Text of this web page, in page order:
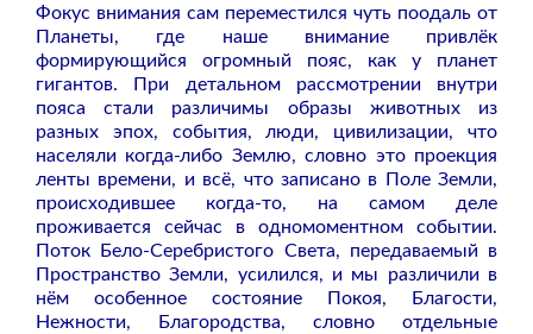
Фокус внимания сам переместился чуть поодаль от
Планеты, где наше внимание привлёк
формирующийся огромный пояс, как у планет
гигантов. При детальном рассмотрении внутри
пояса стали различимы образы животных из
разных эпох, события, люди, цивилизации, что
населяли когда-либо Землю, словно это проекция
ленты времени, и всё, что записано в Поле Земли,
происходившее когда-то, на самом деле
проживается сейчас в одномоментном событии.
Поток Бело-Серебристого Света, передаваемый в
Пространство Земли, усилился, и мы различили в
нём особенное состояние Покоя, Благости,
Нежности, Благородства, словно отдельные